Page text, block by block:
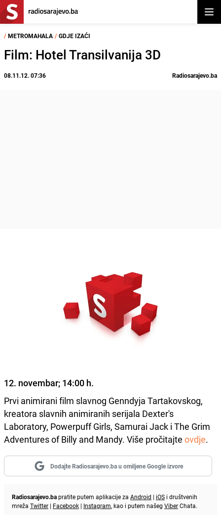
/ METROMAHALA / GDJE IZAĆI
Film: Hotel Transilvanija 3D
08.11.12. 07:36 Radiosarajevo.ba
12. novembar; 14:00 h.
Prvi animirani film slavnog Genndyja Tartakovskog,
kreatora slavnih animiranih serijala Dexter's
Laboratory, Powerpuff Girls, Samurai Jack i The Grim
Adventures of Billy and Mandy. Više pročitajte ovdje.
Dodajte Radiosarajevo.ba u omiljene Google izvore
Radiosarajevo.bapratite putem aplikacije za Android | iOS i društvenih
mreža Twitter | Facebook | Instagram, kao i putem našeg ViberChata.